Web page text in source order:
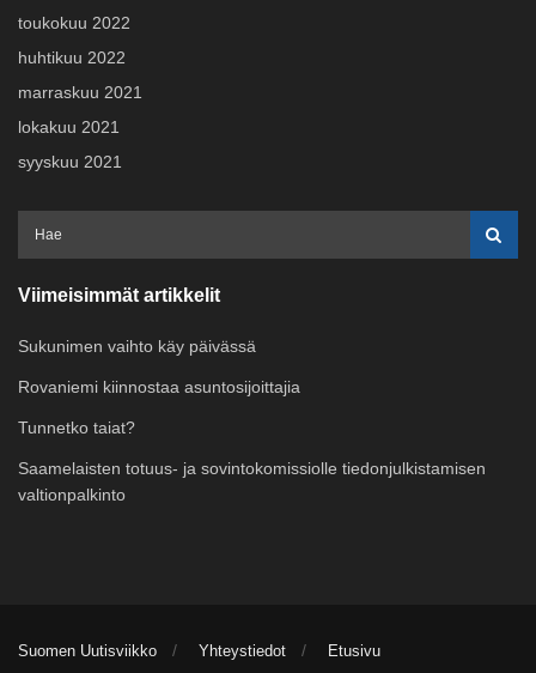
toukokuu 2022
huhtikuu 2022
marraskuu 2021
lokakuu 2021
syyskuu 2021
Viimeisimmät artikkelit
Sukunimen vaihto käy päivässä
Rovaniemi kiinnostaa asuntosijoittajia
Tunnetko taiat?
Saamelaisten totuus- ja sovintokomissiolle tiedonjulkistamisen
valtionpalkinto
Suomen Uutisviikko Yhteystiedot Etusivu